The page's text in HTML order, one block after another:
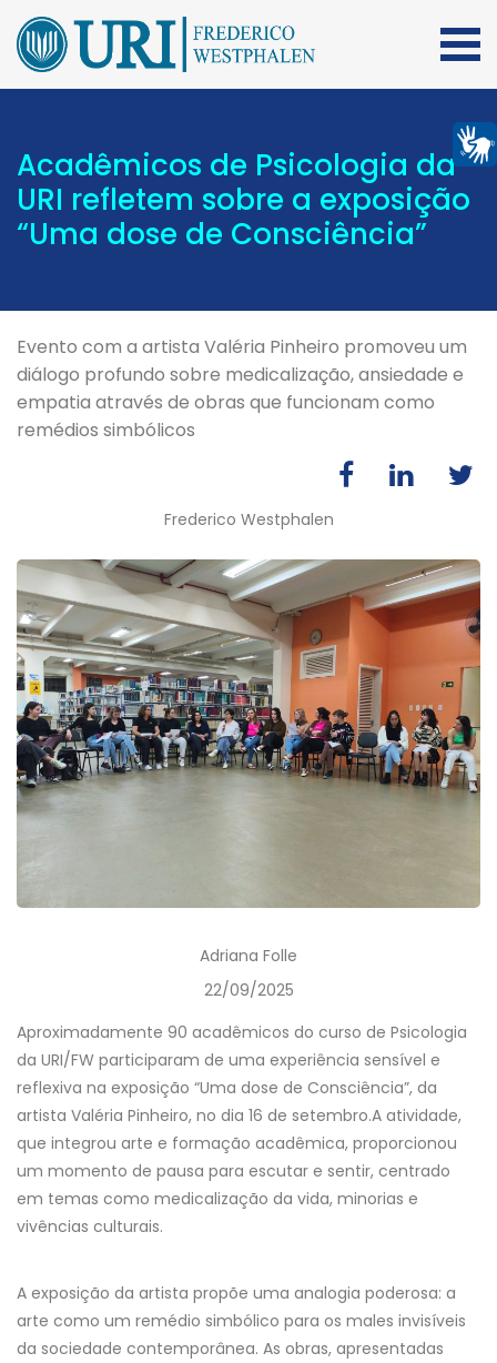
Acadêmicos de Psicologia da
URI refletem sobre a exposição
“Uma dose de Consciência”
Evento com a artista Valéria Pinheiro promoveu um
diálogo profundo sobre medicalização, ansiedade e
empatia através de obras que funcionam como
remédios simbólicos
Frederico Westphalen
Adriana Folle
22/09/2025
Aproximadamente 90 acadêmicos do curso de Psicologia
da URI/FW participaram de uma experiência sensível e
reflexiva na exposição “Uma dose de Consciência”, da
artista Valéria Pinheiro, no dia 16 de setembro.A atividade,
que integrou arte e formação acadêmica, proporcionou
um momento de pausa para escutar e sentir, centrado
em temas como medicalização da vida, minorias e
vivências culturais.
A exposição da artista propõe uma analogia poderosa: a
arte como um remédio simbólico para os males invisíveis
da sociedade contemporânea. As obras, apresentadas